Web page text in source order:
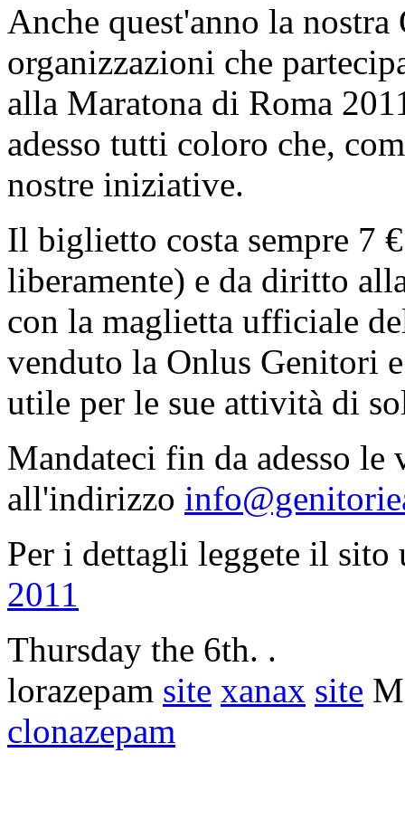
Anche quest'anno la
organizzazioni che
alla Maratona di Roma
adesso tutti coloro che,
nostre iniziative.
Il biglietto costa sempre 7
liberamente) e da diritto
con la maglietta ufficiale
venduto la Onlus Genitori
utile per le sue attività di
Mandateci fin da adesso le
all'indirizzo
Per i dettagli leggete il
2011
Thursday the 6th. .
lorazepam site xanax site
clonazepam